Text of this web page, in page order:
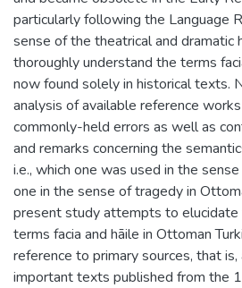
particularly following the Language
sense of the theatrical and dramatic
thoroughly understand the terms
now found solely in historical texts.
analysis of available reference
commonly-held errors as well as
and remarks concerning the
i.e., which one was used in the
one in the sense of tragedy in
present study attempts to elucidate
terms facia and hāile in Ottoman
reference to primary sources, that
important texts published from the